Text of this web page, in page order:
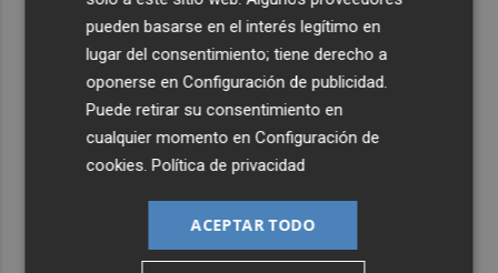
pueden basarse en el interés legítimo en
lugar del consentimiento; tiene derecho a
oponerse enConfiguración de publicidad.
Puede retirar su consentimiento en
cualquier momento enConfiguración de
cookies.Política de privacidad
ACEPTAR TODO